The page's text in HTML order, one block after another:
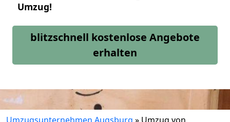
Umzug!
blitzschnell kostenlose Angebote
erhalten